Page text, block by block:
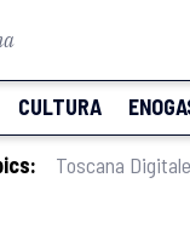
CULTURA
Toscana Digitale